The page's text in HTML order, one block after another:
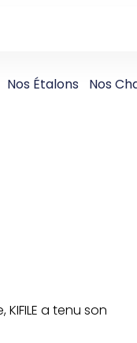
Nos Étalons Nos
a tenu son